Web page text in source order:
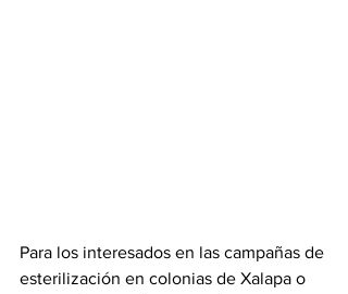
Para los interesados en las campañas de
esterilización en colonias de Xalapa o